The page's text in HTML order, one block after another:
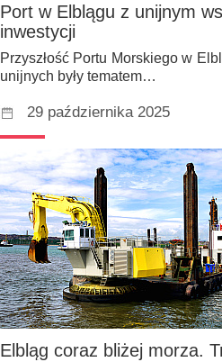
Port w Elblągu z unijnym
inwestycji
Przyszłość Portu Morskiego w
unijnych były tematem…
29 października 2025
Elbląg coraz bliżej morza.